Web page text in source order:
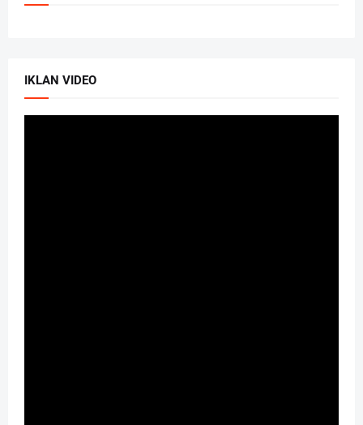
IKLAN VIDEO